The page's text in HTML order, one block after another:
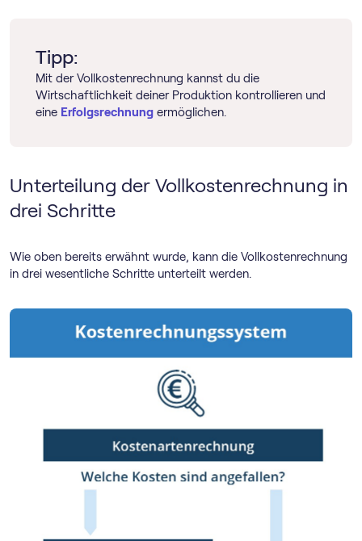
Tipp:
Mit der Vollkostenrechnung kannst du die
Wirtschaftlichkeit deiner Produktion kontrollieren und
eine Erfolgsrechnung ermöglichen.
Unterteilung der Vollkostenrechnung in
drei Schritte
Wie oben bereits erwähnt wurde, kann die Vollkostenrechnung
in drei wesentliche Schritte unterteilt werden.